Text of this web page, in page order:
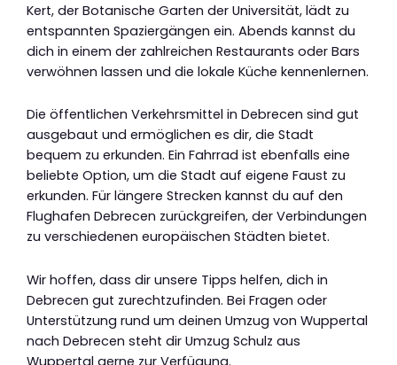
Kert, der Botanische Garten der Universität, lädt zu
entspannten Spaziergängen ein. Abends kannst du
dich in einem der zahlreichen Restaurants oder Bars
verwöhnen lassen und die lokale Küche kennenlernen.
Die öffentlichen Verkehrsmittel in Debrecen sind gut
ausgebaut und ermöglichen es dir, die Stadt
bequem zu erkunden. Ein Fahrrad ist ebenfalls eine
beliebte Option, um die Stadt auf eigene Faust zu
erkunden. Für längere Strecken kannst du auf den
Flughafen Debrecen zurückgreifen, der Verbindungen
zu verschiedenen europäischen Städten bietet.
Wir hoffen, dass dir unsere Tipps helfen, dich in
Debrecen gut zurechtzufinden. Bei Fragen oder
Unterstützung rund um deinen Umzug von Wuppertal
nach Debrecen steht dir Umzug Schulz aus
Wuppertal gerne zur Verfügung.